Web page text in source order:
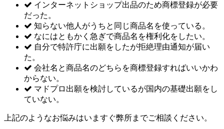
インターネットショップ出品のため商標登録が必要
だった。
知らない他人がうちと同じ商品名を使っている。
なにはともかく急ぎで商品名を権利化をしたい。
自分で特許庁に出願をしたが拒絶理由通知が届い
た。
会社名と商品名のどちらを商標登録すればいいかわ
からない。
マドプロ出願を検討しているが国内の基礎出願をし
ていない。
上記のようなお悩みはいますぐ弊所までご相談ください。